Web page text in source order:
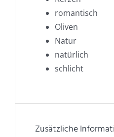
romantisch
Oliven
Natur
natürlich
schlicht
Zusätzliche